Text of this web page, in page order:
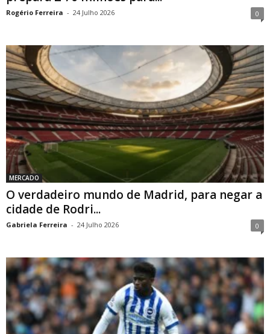
Rogério Ferreira - 24 Julho 2026 0
MERCADO
O verdadeiro mundo de Madrid, para negar a
cidade de Rodri...
Gabriela Ferreira - 24 Julho 2026 0